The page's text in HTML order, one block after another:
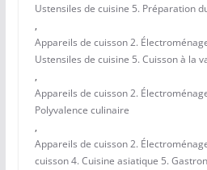
Ustensiles de cuisine 5. Préparation
,
Appareils de cuisson 2.
Ustensiles de cuisine 5. Cuisson à la
,
Appareils de cuisson 2.
Polyvalence culinaire
,
Appareils de cuisson 2.
cuisson 4. Cuisine asiatique 5.